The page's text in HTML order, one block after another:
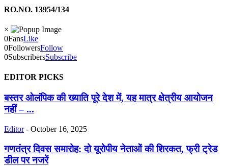
RO.NO. 13954/134
×
0FansLike
0FollowersFollow
0SubscribersSubscribe
EDITOR PICKS
बस्तर ओलंपिक की ख्याति पूरे देश में, यह मात्र क्षेत्रीय आयोजन
नहीं – ...
Editor - October 16, 2025
गणतंत्र दिवस समारोह: दो यूरोपीय नेताओं की शिरकत, फ्री ट्रेड
डील पर नजरें